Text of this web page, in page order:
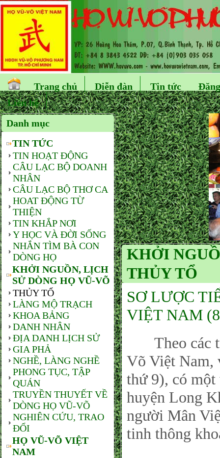
Trang chủ Diễn đàn Tin tức
Liên hệ
Danh mục
TIN TỨC
TIN HOẠT ĐỘNG
CÂU LẠC BỘ DOANH
NHÂN
CÂU LẠC BỘ THƠ CA
HOAT ĐỘNG TỪ
THIỆN
TIN KHẮP NƠI
Y HỌC VÀ ĐỜI SỐNG
NHẮN TÌM BÀ CON
DÒNG HỌ
KHỞI NGUỒN, LỊCH
SỬ DÒNG HỌ VŨ-VÕ
THỦY TỔ
LÀNG MỘ TRẠCH
KHOA BẢNG
DANH NHÂN
ĐỊA DANH LỊCH SỬ
GIA PHẢ
NGHỀ, LÀNG NGHỀ
PHONG TỤC, TẬP
QUÁN
TRUYỀN THUYẾT VỀ
DÒNG HỌ VŨ-VÕ
NGHIÊN CỨU, TRAO
ĐỔI
HỌ VŨ-VÕ VIỆT
NAM
KHỞI
THỦY TỔ
SƠ LƯỢC
VIỆT NAM
Theo các
Võ Việt Nam,
thứ 9), có
huyện Long
người Mân
tinh thông